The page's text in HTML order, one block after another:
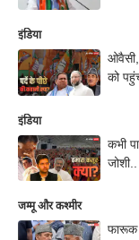
इंडिया
ओवैसी,
को
इंडिया
कभी
जम्मू और कश्मीर
फारूक